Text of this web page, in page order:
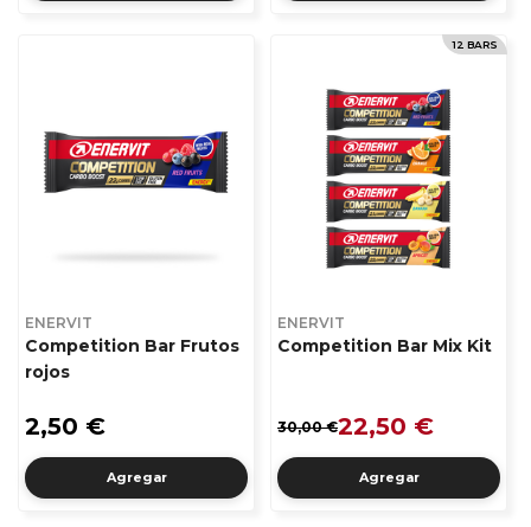
ENERVIT
Competition Bar Frutos
rojos
2,50 €
Agregar
12 BARS
ENERVIT
Competition Bar Mix Kit
30,00 €22,50 €
Agregar